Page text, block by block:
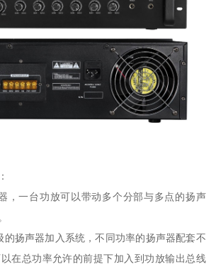
，一台功放可以带动多个分部与多点的扬声
的扬声器加入系统，不同功率的扬声器配套不
在总功率允许的前提下加入到功放输出总线